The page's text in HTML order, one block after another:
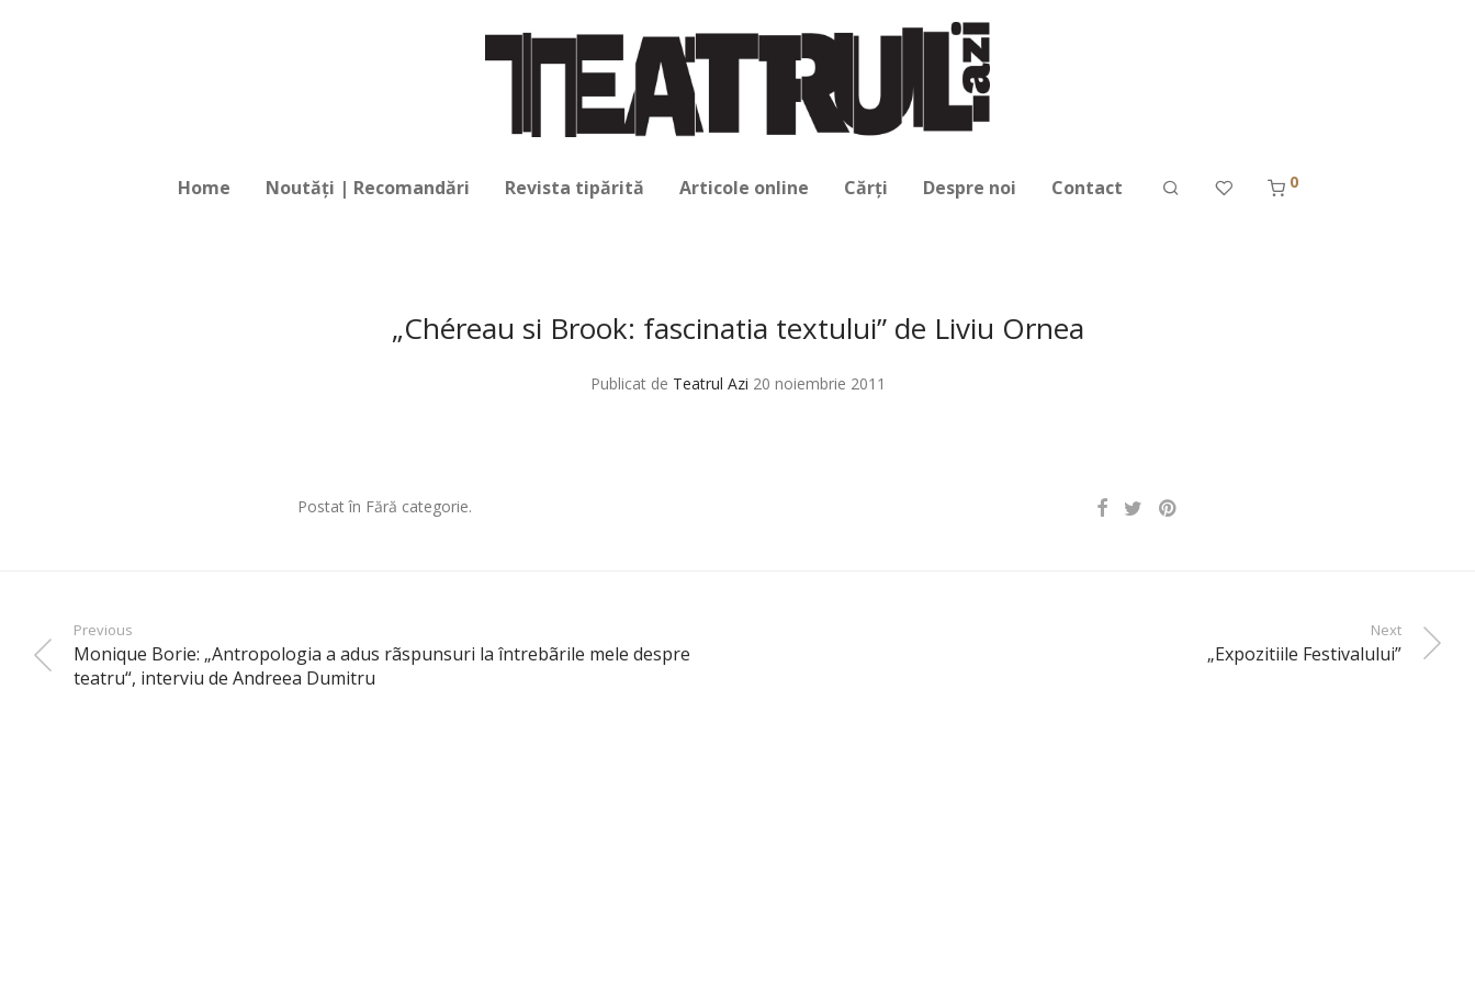
Home Noutăți | Recomandări Revista tipărită Articole online Cărți Despre noi Contact 0
„Chéreau si Brook: fascinatia textului” de Liviu Ornea
Publicat de Teatrul Azi 20 noiembrie 2011
Postat în Fără categorie.
Previous
Monique Borie: „Antropologia a adus rãspunsuri la întrebãrile mele despre
teatru“, interviu de Andreea Dumitru
Next
„Expozitiile Festivalului”